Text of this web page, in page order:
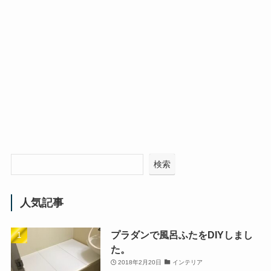
検索
人気記事
プラダンで風呂ふたをDIYしまし
た。
2018年2月20日 インテリア